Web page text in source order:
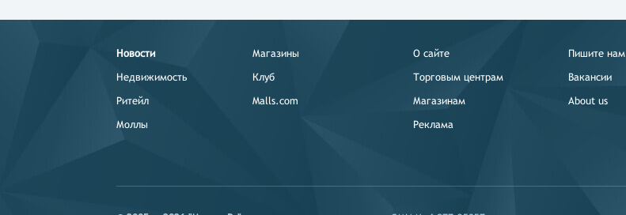
Новости
Недвижимость
Ритейл
Моллы
Магазины
Клуб
Malls.com
О сайте
Торговым центрам
Магазинам
Реклама
Пишите нам
Вакансии
About us